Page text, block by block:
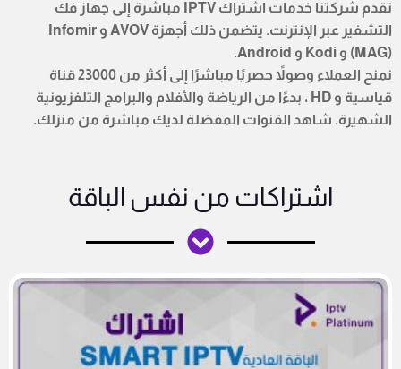
تقدم شركتنا خدمات اشتراك IPTV مباشرة إلى جهاز فك
التشفير عبر الإنترنت. يتضمن ذلك أجهزة AVOV و Infomir
(MAG) و Kodi و Android.
نمنح العملاء وصولاً حصريًا مباشرًا إلى أكثر من 23000 قناة
قياسية و HD ، بدءًا من الرياضة والأفلام والبرامج التلفزيونية
الشهيرة. شاهد القنوات المفضلة لديك مباشرة من منزلك.
اشتراكات من نفس الباقة